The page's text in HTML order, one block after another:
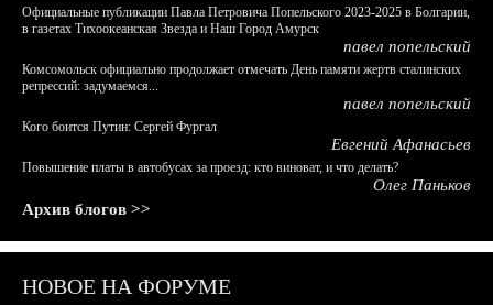
Официальные публикации Павла Петровича Попельского 2023-2025 в Болгарии,
в газетах Тихоокеанская Звезда и Наш Город Амурск
павел попельский
Комсомольск официально продолжает отмечать День памяти жертв сталинских
репрессий: задумаемся...
павел попельский
Кого боится Путин: Сергей Фургал
Евгений Афанасьев
Повышение платы в автобусах за проезд: кто виноват, и что делать?
Олег Паньков
Архив блогов >>
НОВОЕ НА ФОРУМЕ